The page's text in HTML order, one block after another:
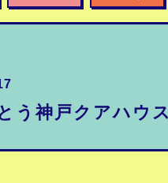
う神戸クアハウス